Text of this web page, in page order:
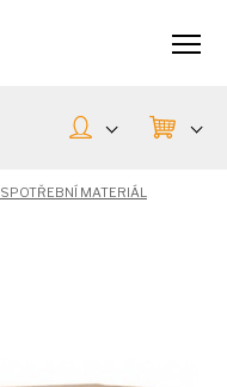
SPOTŘEBNÍ MATERIÁL